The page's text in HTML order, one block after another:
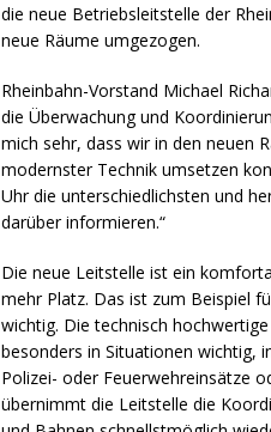
die neue Betriebsleitstelle der
neue Räume umgezogen.
Rheinbahn-Vorstand Michael
die Überwachung und
mich sehr, dass wir in den neuen
modernster Technik umsetzen
Uhr die unterschiedlichsten und
darüber informieren.“
Die neue Leitstelle ist ein
mehr Platz. Das ist zum Beispiel
wichtig. Die technisch
besonders in Situationen wichtig,
Polizei- oder Feuerwehreinsätze
übernimmt die Leitstelle die